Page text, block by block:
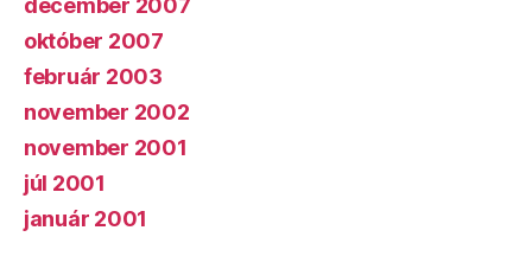
december 2007
október 2007
február 2003
november 2002
november 2001
júl 2001
január 2001